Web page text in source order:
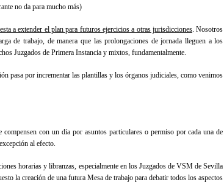
no da para mucho más)
a extender el plan para futuros ejercicios a otras jurisdicciones. Nosotros
de trabajo, de manera que las prolongaciones de jornada lleguen a los
Juzgados de Primera Instancia y mixtos, fundamentalmente.
pasa por incrementar las plantillas y los órganos judiciales, como venimos
con un día por asuntos particulares o permiso por cada una de
al efecto.
horarias y libranzas, especialmente en los Juzgados de VSM de Sevilla
la creación de una futura Mesa de trabajo para debatir todos los aspectos